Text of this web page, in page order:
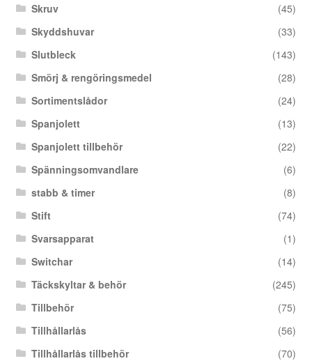
Skruv
(45)
Skyddshuvar
(33)
Slutbleck
(143)
Smörj & rengöringsmedel
(28)
Sortimentslådor
(24)
Spanjolett
(13)
Spanjolett tillbehör
(22)
Spänningsomvandlare
(6)
stabb & timer
(8)
Stift
(74)
Svarsapparat
(1)
Switchar
(14)
Täckskyltar & behör
(245)
Tillbehör
(75)
Tillhållarlås
(56)
Tillhållarlås tillbehör
(70)